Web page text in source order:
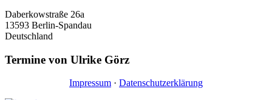
Daberkowstraße 26a
13593 Berlin-Spandau
Deutschland
Termine von Ulrike Görz
Impressum · Datenschutzerklärung